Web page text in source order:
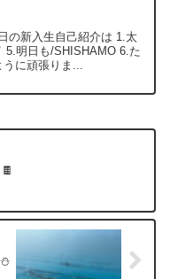
の新入生自己紹介は 1.太
5.明日も/SHISHAMO 6.た
に頑張りま...